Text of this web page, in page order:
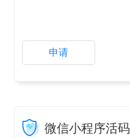
申请
微信小程序活码